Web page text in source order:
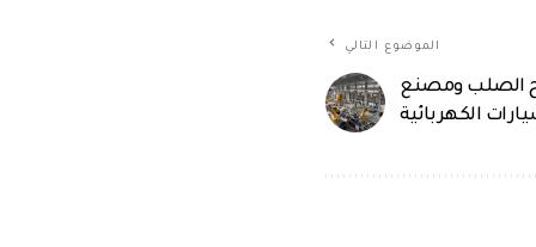
الموضوع التالي
الصلب ومصنع
الكهربائية